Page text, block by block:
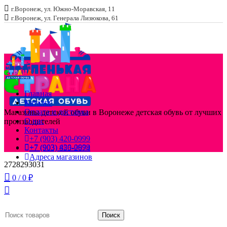
г.Воронеж, ул. Южно-Моравская, 11
г.Воронеж, ул. Генерала Лизюкова, 61
Магазины детской обуви в Воронеже детская обувь от лучших
производителей
+7 (903) 420-0999
+7 (903) 855-2674
Адреса магазинов
0 / 0 ₽
Поиск
Главная
Каталог
Оплата и доставка
О нас
Контакты
+7 (903) 420-0999
2728293031